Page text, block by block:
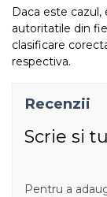
Daca este
autoritatile din
clasificare
respectiva.
Recenzii
Scrie si
Pentru a